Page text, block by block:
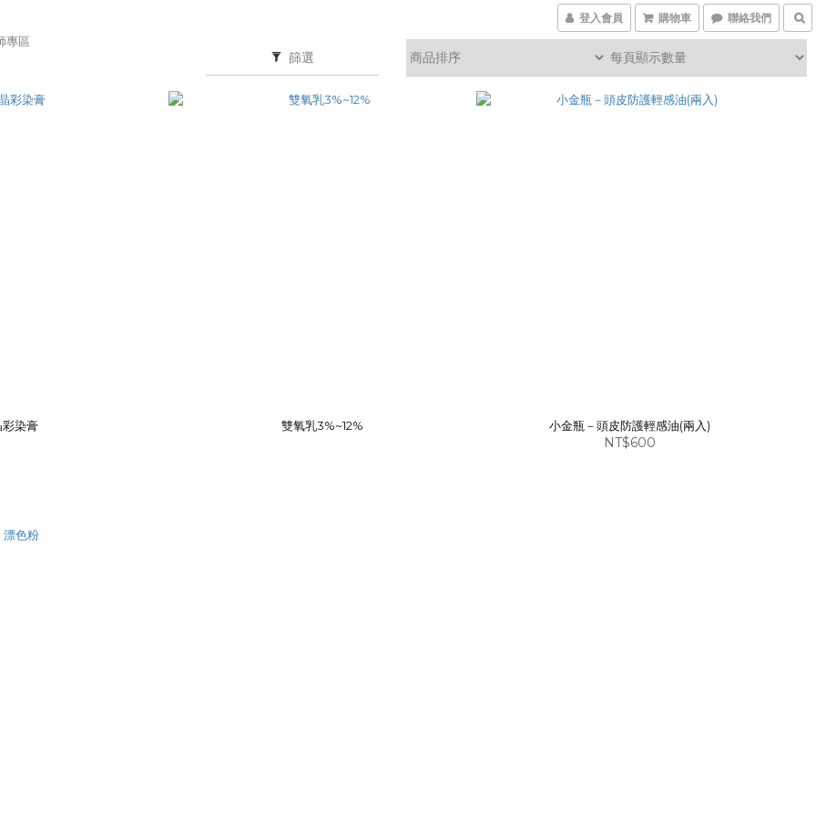
登入會員 購物車 聯絡我們
篩選
專區
彩染膏 雙氧乳3%~12% 小金瓶－頭皮防護輕感油(兩入)
NT$600